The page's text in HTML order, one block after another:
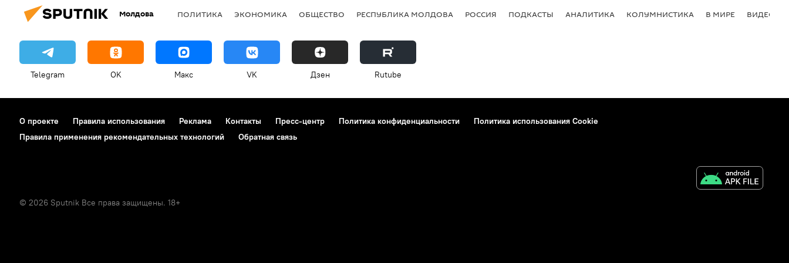
Молдова ПОЛИТИКА ЭКОНОМИКА ОБЩЕСТВО РЕСПУБЛИКА МОЛДОВА РОССИЯ ПОДКАСТЫ АНАЛИТИКА КОЛУМНИСТИКА В МИРЕ ВИДЕО
Telegram OK Макс VK Дзен Rutube
О проекте Правила использования Реклама Контакты Пресс-центр Политика конфиденциальности
Политика использования Cookie
Правила применения рекомендательных технологий
Обратная связь
© 2026 Sputnik Все права защищены. 18+